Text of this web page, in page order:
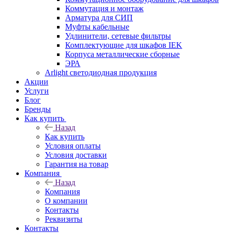
Коммутация и монтаж
Арматура для СИП
Муфты кабельные
Удлинители, сетевые фильтры
Комплектующие для шкафов IEK
Корпуса металлические сборные
ЭРА
Arlight светодиодная продукция
Акции
Услуги
Блог
Бренды
Как купить
Назад
Как купить
Условия оплаты
Условия доставки
Гарантия на товар
Компания
Назад
Компания
О компании
Контакты
Реквизиты
Контакты